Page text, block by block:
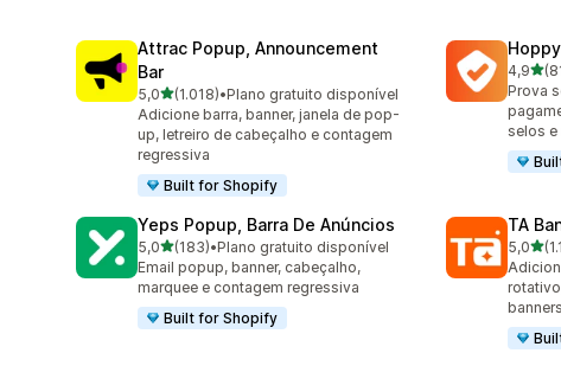
Attrac Popup, Announcement
Bar
5,0de 5 estrelas
(1.018)
1018 avaliações ao todo
•Plano gratuito disponível
Adicione barra, banner, janela de pop-
up, letreiro de cabeçalho e contagem
regressiva
Built for Shopify
4,9de
817
Prova
selos e
Yeps Popup, Barra De Anúncios
5,0de 5 estrelas
(183)
183 avaliações ao todo
•Plano gratuito disponível
Email popup, banner, cabeçalho,
marquee e contagem regressiva
Built for Shopify
TA
5,0de
1194